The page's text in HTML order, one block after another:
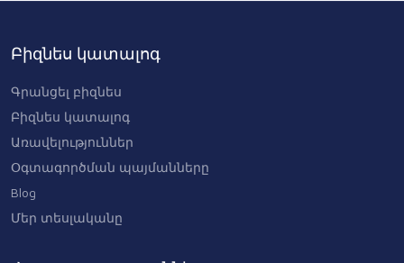
Բիզնես կատալոգ
Գրանցել բիզնես
Բիզնես կատալոգ
Առավելություններ
Օգտագործման պայմանները
Blog
Մեր տեսլականը